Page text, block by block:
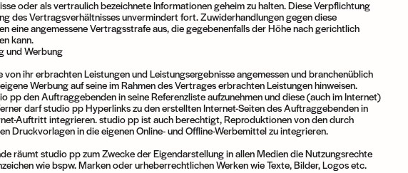
oder als vertraulich bezeichnete Informationen geheim zu halten. Diese Verpflichtung
des Vertragsverhältnisses unvermindert fort. Zuwiderhandlungen gegen diese
eine angemessene Vertragsstrafe aus, die gegebenenfalls der Höhe nach gerichtlich
kann.
und Werbung
ihr erbrachten Leistungen und Leistungsergebnisse angemessen und branchenüblich
Werbung auf seine im Rahmen des Vertrages erbrachten Leistungen hinweisen.
pp den Auftraggebenden in seine Referenzliste aufzunehmen und diese (auch im Internet)
darf studio pp Hyperlinks zu den erstellten Internet-Seiten des Auftraggebenden in
Auftritt integrieren. studio pp ist auch berechtigt, Reproduktionen von den durch
Druckvorlagen in die eigenen Online- und Offline-Werbemittel zu integrieren.
räumt studio pp zum Zwecke der Eigendarstellung in allen Medien die Nutzungsrechte
wie bspw. Marken oder urheberrechtlichen Werken wie Texte, Bilder, Logos etc.